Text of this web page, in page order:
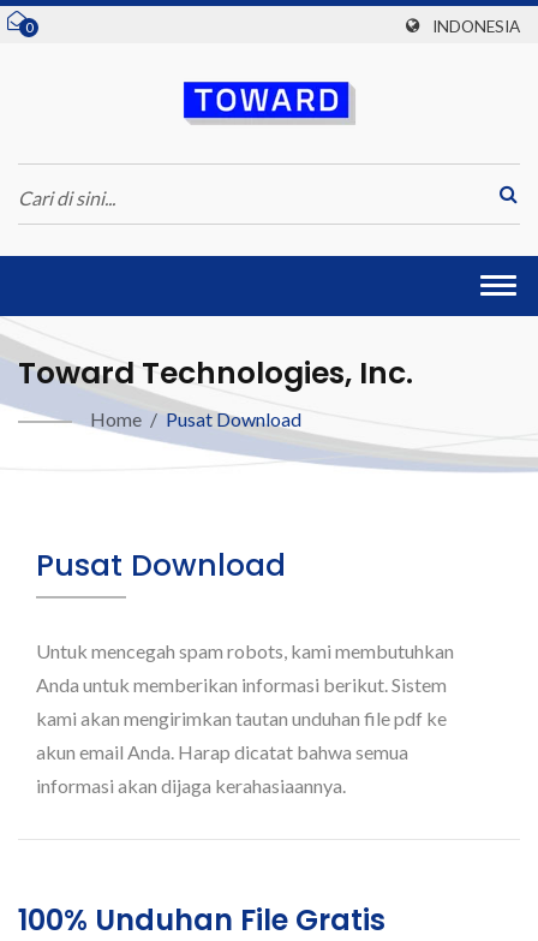
0 INDONESIA
Toward Technologies, Inc.
Home / Pusat Download
Pusat Download
Untuk mencegah spam robots, kami membutuhkan
Anda untuk memberikan informasi berikut. Sistem
kami akan mengirimkan tautan unduhan file pdf ke
akun email Anda. Harap dicatat bahwa semua
informasi akan dijaga kerahasiaannya.
100% Unduhan File Gratis